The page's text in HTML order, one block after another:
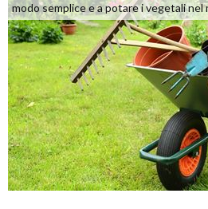
modo semplice e a potare i vegetali nel